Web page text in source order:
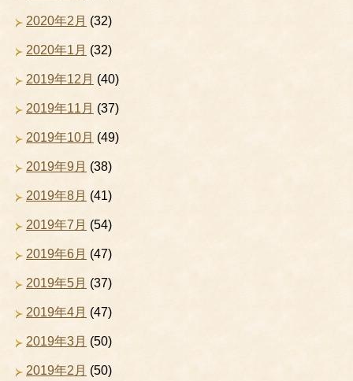
2020年2月 (32)
2020年1月 (32)
2019年12月 (40)
2019年11月 (37)
2019年10月 (49)
2019年9月 (38)
2019年8月 (41)
2019年7月 (54)
2019年6月 (47)
2019年5月 (37)
2019年4月 (47)
2019年3月 (50)
2019年2月 (50)